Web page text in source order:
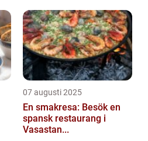
07 augusti 2025
En smakresa: Besök en
spansk restaurang i
Vasastan...